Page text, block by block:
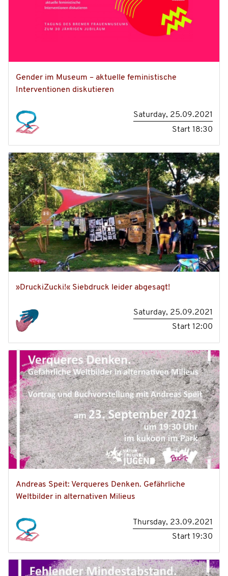
Gender im Museum – aktuelle feministische
Interventionen diskutieren
Saturday, 25.09.2021
Start18:30
»DruckiZucki!« Siebdruck leider abgesagt!
Saturday, 25.09.2021
Start12:00
Andreas Speit: Verqueres Denken. Gefährliche
Weltbilder in alternativen Milieus
Thursday, 23.09.2021
Start19:30